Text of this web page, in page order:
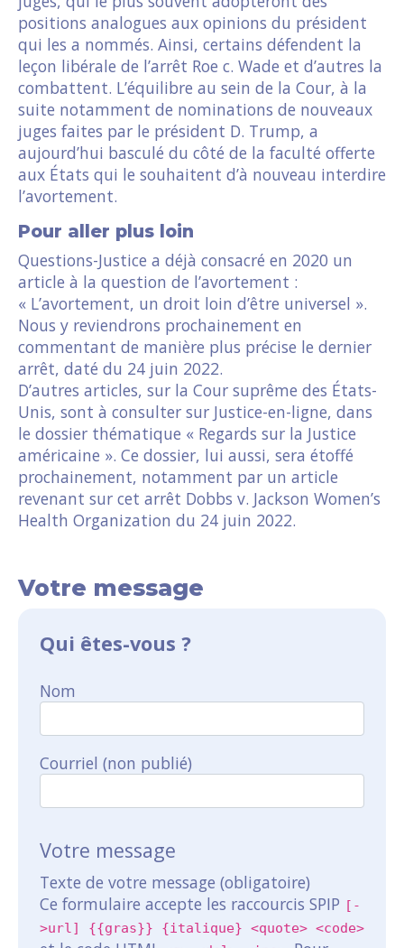
positions analogues aux opinions du président
qui les a nommés. Ainsi, certains défendent la
leçon libérale de l’arrêt Roe c. Wade et d’autres la
combattent. L’équilibre au sein de la Cour, à la
suite notamment de nominations de nouveaux
juges faites par le président D. Trump, a
aujourd’hui basculé du côté de la faculté offerte
aux États qui le souhaitent d’à nouveau interdire
l’avortement.
Pour aller plus loin
Questions-Justice a déjà consacré en 2020 un
article à la question de l’avortement :
« L’avortement, un droit loin d’être universel ».
Nous y reviendrons prochainement en
commentant de manière plus précise le dernier
arrêt, daté du 24 juin 2022.
D’autres articles, sur la Cour suprême des États-
Unis, sont à consulter sur Justice-en-ligne, dans
le dossier thématique « Regards sur la Justice
américaine ». Ce dossier, lui aussi, sera étoffé
prochainement, notamment par un article
revenant sur cet arrêt Dobbs v. Jackson Women’s
Health Organization du 24 juin 2022.
Votre message
Qui êtes-vous ?
Nom
Courriel (non publié)
Votre message
Texte de votre message (obligatoire)
Ce formulaire accepte les raccourcis SPIP [-
>url] {{gras}} {italique} <quote> <code>